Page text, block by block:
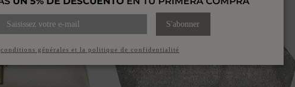
S'abonner
conditions générales et la politique de confidentialité